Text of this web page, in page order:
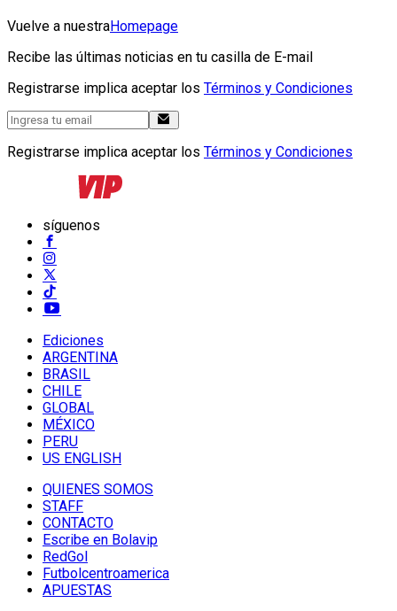
Vuelve a nuestraHomepage
Recibe las últimas noticias en tu casilla de E-mail
Registrarse implica aceptar los Términos y Condiciones
Registrarse implica aceptar los Términos y Condiciones
síguenos
Ediciones
ARGENTINA
BRASIL
CHILE
GLOBAL
MÉXICO
PERU
US ENGLISH
QUIENES SOMOS
STAFF
CONTACTO
Escribe en Bolavip
RedGol
Futbolcentroamerica
APUESTAS